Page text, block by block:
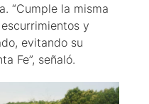
“Cumple la misma
y
evitando su
Fe”, señaló.